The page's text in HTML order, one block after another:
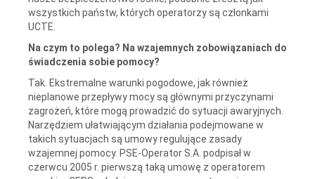
wszystkich państw, których operatorzy są członkami
UCTE.
Na czym to polega? Na wzajemnych zobowiązaniach do
świadczenia sobie pomocy?
Tak. Ekstremalne warunki pogodowe, jak również
nieplanowe przepływy mocy są głównymi przyczynami
zagrożeń, które mogą prowadzić do sytuacji awaryjnych.
Narzędziem ułatwiającym działania podejmowane w
takich sytuacjach są umowy regulujące zasady
wzajemnej pomocy. PSE-Operator S.A. podpisał w
czerwcu 2005 r. pierwszą taką umowę z operatorem